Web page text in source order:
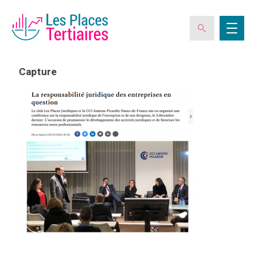
L’ASSOCIATION
LES CLUBS DES PLACES TERTIAIRES
VERIQUALIS
Capture